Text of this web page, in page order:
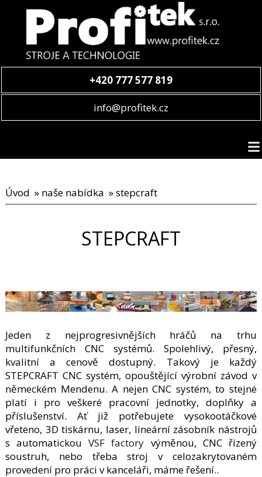
+420 777 577 819
info@profitek.cz
Úvod » naše nabídka » stepcraft
STEPCRAFT
Jeden z nejprogresivnějších hráčů na trhu
multifunkčních CNC systémů. Spolehlivý, přesný,
kvalitní a cenově dostupný. Takový je každý
STEPCRAFT CNC systém, opouštějící výrobní závod v
německém Mendenu. A nejen CNC systém, to stejné
platí i pro veškeré pracovní jednotky, doplňky a
příslušenství. Ať již potřebujete vysokootáčkové
vřeteno, 3D tiskárnu, laser, lineární zásobník nástrojů
s automatickouVSF factory výměnou, CNC řízený
soustruh, nebo třeba stroj v celozakrytovaném
provedení pro práci v kanceláři, máme řešení..